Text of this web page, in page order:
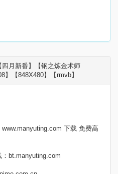
四月新番】【钢之炼金术师
】【848X480】【rmvb】
下载 免费高
bt.manyuting.com